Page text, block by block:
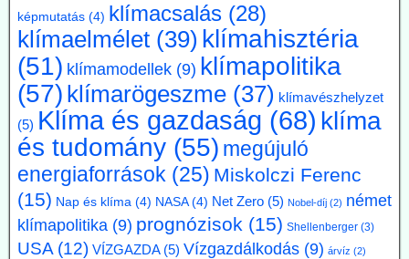
korábbi, az EU 2050-es célévétől eltérő német „különút” gazdasági
szempontból káros és klímapolitikai szempontból hatástalan.
Vassiliadis, szakszervezeti vezetője támogatja a kezdeményezést,
mivel a magas energiaköltségek, a gyenge konjunktúra és a rövid
beruházási határidők elsősorban az energiaintenzív vállalkozásokat
terhelik. A törvényes cél azonban továbbra is érvényben marad,
amíg a Bundestag nem módosítja az éghajlatvédelmi törvényt.
Kommentárunk: Az öt év halasztás kb. annyit jelent, mint
fuldoklónak a szalmaszál. És evvel a két idézett vezető is tisztában
2026.07.17. Műszaki Magazin: A BME kutatói
segítenek kideríteni, hogyan lehetne Budapestre
vinni a paksi hőt
képmutatás (4) klímacsalás (28)
klímaelmélet (39) klímahisztéria
(51) klímamodellek (9) klímapolitika
(57) klímarögeszme (37) klímavészhelyzet
(5) Klíma és gazdaság (68) klíma
és tudomány (55) megújuló
energiaforrások (25) Miskolczi Ferenc
(15) Nap és klíma (4) NASA(4) Net Zero (5) Nobel-díj (2) német
klímapolitika (9) prognózisok (15) Shellenberger (3)
USA (12) VÍZGAZDA(5) Vízgazdálkodás (9) árvíz (2)